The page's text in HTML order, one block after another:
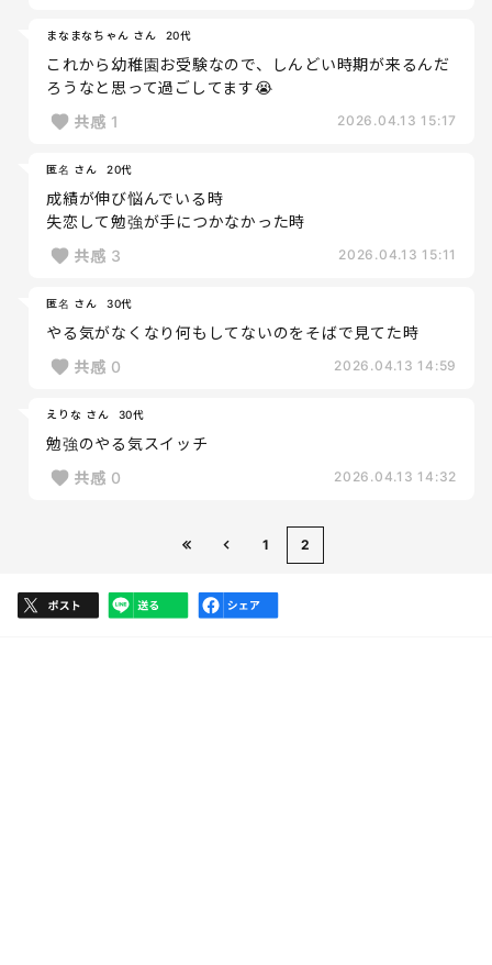
まなまなちゃん さん 20代
これから幼稚園お受験なので、しんどい時期が来るんだ
ろうなと思って過ごしてます😭
共感 1 2026.04.13 15:17
匿名 さん 20代
成績が伸び悩んでいる時
失恋して勉強が手につかなかった時
共感 3 2026.04.13 15:11
匿名 さん 30代
やる気がなくなり何もしてないのをそばで見てた時
共感 0 2026.04.13 14:59
えりな さん 30代
勉強のやる気スイッチ
共感 0 2026.04.13 14:32
1 2